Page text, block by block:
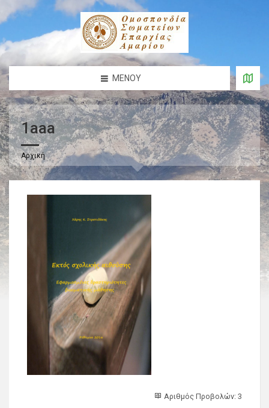
ΜΕΝΟΎ
1aaa
Αρχική
Αριθμός Προβολών: 3